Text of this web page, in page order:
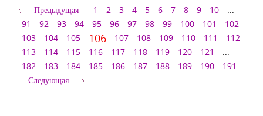
Предыдущая 1 2 3 4 5 6 7 8 9 10
...
91
92 93 94 95 96 97 98 99 100 101
102
103
104 105 106 107 108 109 110 111
112
113
114 115 116 117 118 119 120 121
...
182
183 184 185 186 187 188 189 190
191
Следующая